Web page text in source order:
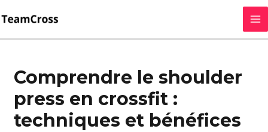
au
contenu
Comprendre le shoulder
press en crossfit :
techniques et bénéfices